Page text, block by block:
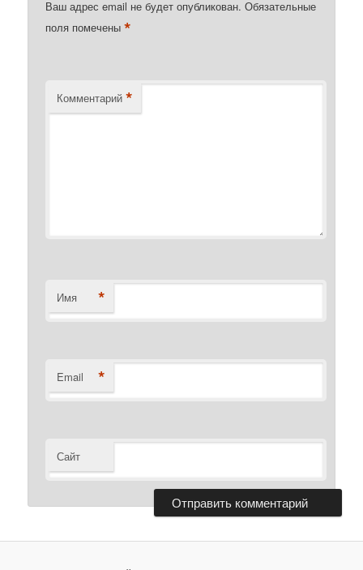
Ваш адрес email не будет опубликован. Обязательные
поля помечены*
Комментарий *
Имя *
Email *
Сайт